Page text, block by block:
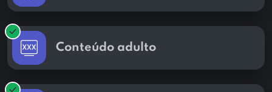
Conteúdo adulto